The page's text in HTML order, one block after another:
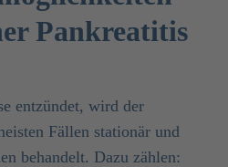
Pankreatitis
entzündet, wird der
Fällen stationär und
behandelt. Dazu zählen: